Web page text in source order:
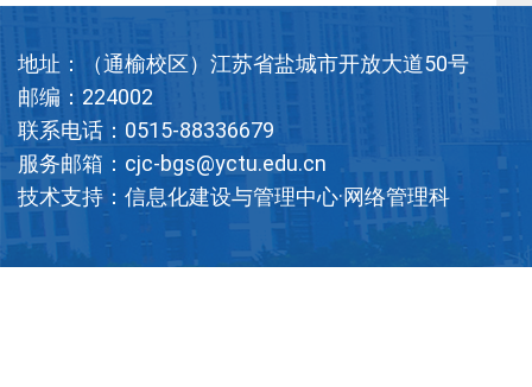
地址：（通榆校区）江苏省盐城市开放大道50号
邮编：224002
联系电话：0515-88336679
服务邮箱：cjc-bgs@yctu.edu.cn
技术支持：信息化建设与管理中心·网络管理科